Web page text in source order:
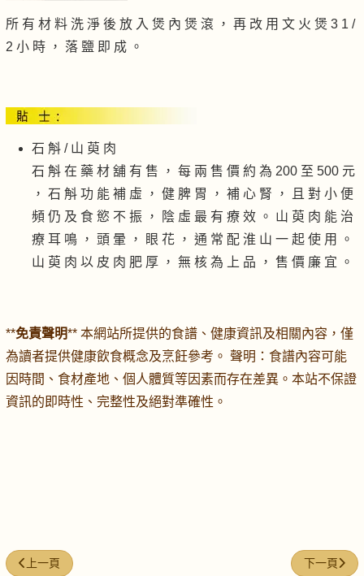
所 有 材 料 洗 淨 後 放 入 煲 內 煲 滾 ， 再 改 用 文 火 煲 3 1 /
2 小 時 ， 落 鹽 即 成 。
石 斛 / 山 萸 肉
石 斛 在 藥 材 舖 有 售 ， 每 兩 售 價 約 為 200 至 500 元
， 石 斛 功 能 補 虛 ， 健 脾 胃 ， 補 心 腎 ， 且 對 小 便
頻 仍 及 食 慾 不 振 ， 陰 虛 最 有 療 效 。 山 萸 肉 能 治
療 耳 鳴 ， 頭 暈 ， 眼 花 ， 通 常 配 淮 山 一 起 使 用 。
山 萸 肉 以 皮 肉 肥 厚 ， 無 核 為 上 品 ， 售 價 廉 宜 。
**免責聲明** 本網站所提供的食譜、健康資訊及相關內容，僅
為讀者提供健康飲食概念及烹飪參考。 聲明：食譜內容可能
因時間、食材產地、個人體質等因素而存在差異。本站不保證
資訊的即時性、完整性及絕對準確性。
上一篇文章: 大棗烏梅湯, 補脾
上一頁 下一篇文章
下一頁